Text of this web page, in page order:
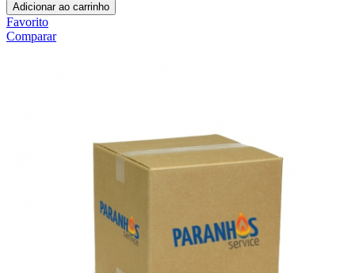
Adicionar ao carrinho
Favorito
Comparar